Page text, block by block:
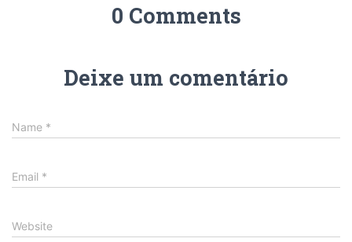
0 Comments
Deixe um comentário
Name *
Email *
Website